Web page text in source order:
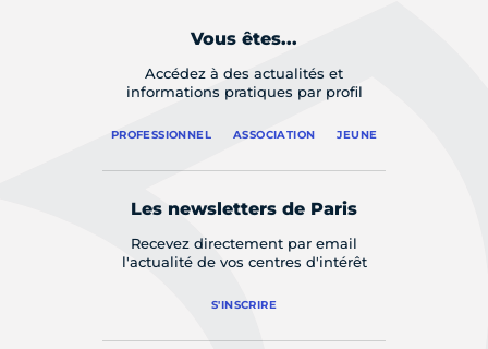
Vous êtes...
Accédez à des actualités et
informations pratiques par profil
PROFESSIONNEL ASSOCIATION JEUNE
Les newsletters de Paris
Recevez directement par email
l'actualité de vos centres d'intérêt
S'INSCRIRE